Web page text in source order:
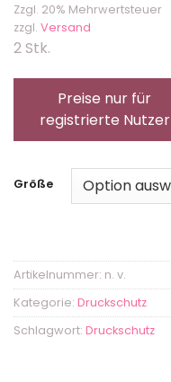
Zzgl. 20% Mehrwertsteuer
zzgl. Versand
2 Stk.
Preise nur für
registrierte Nutzer
Größe
Artikelnummer: n. v.
Kategorie: Druckschutz
Schlagwort: Druckschutz